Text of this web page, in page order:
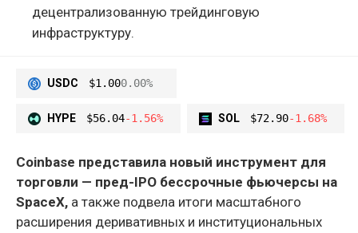
децентрализованную трейдинговую
инфраструктуру.
USDC $1.000.00%
HYPE $56.04-1.56% SOL $72.90-1.68%
Coinbase представила новый инструмент для
торговли — пред-IPO бессрочные фьючерсы на
SpaceX, а также подвела итоги масштабного
расширения деривативных и институциональных